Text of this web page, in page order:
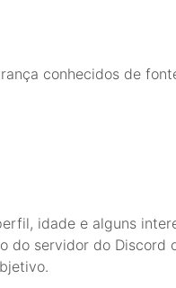
conhecidos de
idade e alguns
do servidor do Discord